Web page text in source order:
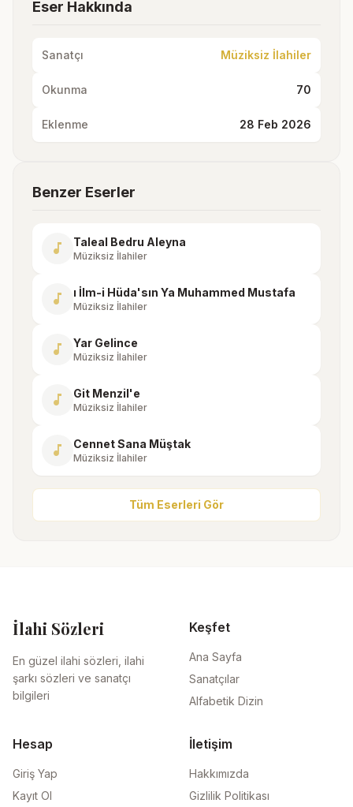
Eser Hakkında
Sanatçı Müziksiz İlahiler
Okunma 70
Eklenme 28 Feb 2026
Benzer Eserler
music_note Taleal Bedru Aleyna
Müziksiz İlahiler
music_note ı İlm-i Hüda'sın Ya Muhammed Mustafa
Müziksiz İlahiler
music_note Yar Gelince
Müziksiz İlahiler
music_note Git Menzil'e
Müziksiz İlahiler
music_note Cennet Sana Müştak
Müziksiz İlahiler
Tüm Eserleri Gör
İlahi Sözleri
En güzel ilahi sözleri, ilahi
şarkı sözleri ve sanatçı
bilgileri
Keşfet
Ana Sayfa
Sanatçılar
Alfabetik Dizin
Hesap
Giriş Yap
Kayıt Ol
İletişim
Hakkımızda
Gizlilik Politikası